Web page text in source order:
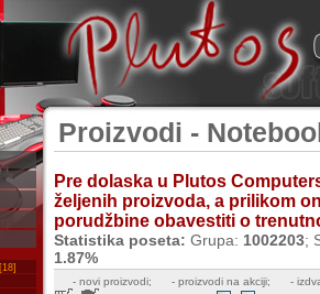
[18]
Proizvodi -
Pre dolaska u Plutos
željenih proizvoda, a prilikom
porudžbine obavestiti o
Statistika poseta: Grupa: 1002203;
1.87%
- novi proizvodi; - proizvodi na akciji;
-